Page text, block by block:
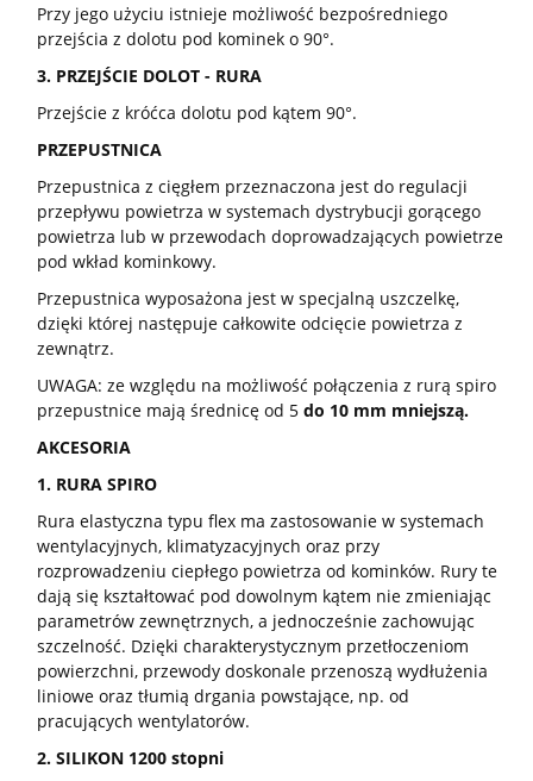
Przy jego użyciu istnieje możliwość bezpośredniego
przejścia z dolotu pod kominek o 90°.
3. PRZEJŚCIE DOLOT - RURA
Przejście z króćca dolotu pod kątem 90°.
PRZEPUSTNICA
Przepustnica z cięgłem przeznaczona jest do regulacji
przepływu powietrza w systemach dystrybucji gorącego
powietrza lub w przewodach doprowadzających powietrze
pod wkład kominkowy.
Przepustnica wyposażona jest w specjalną uszczelkę,
dzięki której następuje całkowite odcięcie powietrza z
zewnątrz.
UWAGA: ze względu na możliwość połączenia z rurą spiro
przepustnice mają średnicę od 5 do 10 mm mniejszą.
AKCESORIA
1. RURA SPIRO
Rura elastyczna typu flex ma zastosowanie w systemach
wentylacyjnych, klimatyzacyjnych oraz przy
rozprowadzeniu ciepłego powietrza od kominków. Rury te
dają się kształtować pod dowolnym kątem nie zmieniając
parametrów zewnętrznych, a jednocześnie zachowując
szczelność. Dzięki charakterystycznym przetłoczeniom
powierzchni, przewody doskonale przenoszą wydłużenia
liniowe oraz tłumią drgania powstające, np. od
pracujących wentylatorów.
2. SILIKON 1200 stopni